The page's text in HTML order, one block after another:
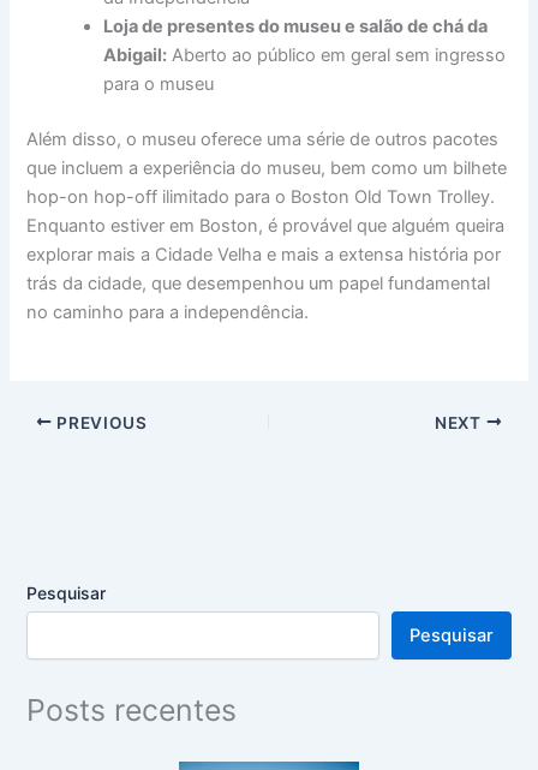
Loja de presentes do museu e salão de chá da
Abigail: Aberto ao público em geral sem ingresso
para o museu
Além disso, o museu oferece uma série de outros pacotes
que incluem a experiência do museu, bem como um bilhete
hop-on hop-off ilimitado para o Boston Old Town Trolley.
Enquanto estiver em Boston, é provável que alguém queira
explorar mais a Cidade Velha e mais a extensa história por
trás da cidade, que desempenhou um papel fundamental
no caminho para a independência.
PREVIOUS NEXT
Pesquisar
Pesquisar
Posts recentes